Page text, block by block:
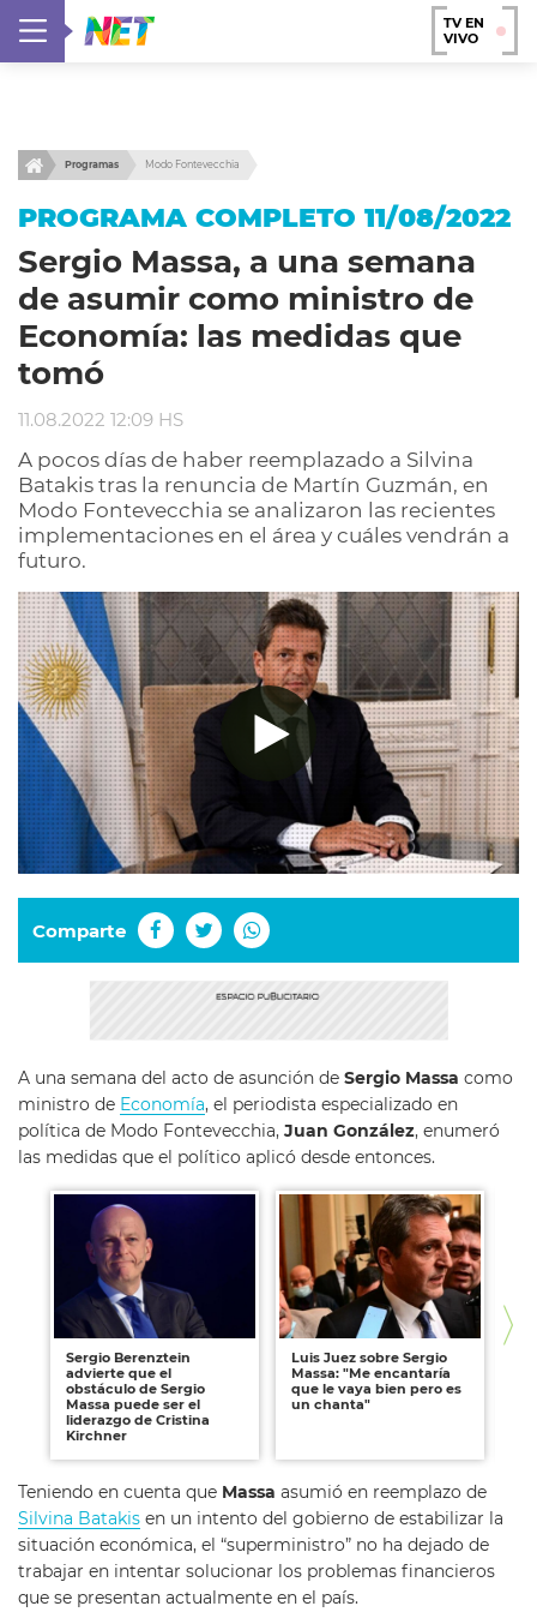
TV EN
VIVO
Programas Modo Fontevecchia
PROGRAMA COMPLETO 11/08/2022
Sergio Massa, a una semana
de asumir como ministro de
Economía: las medidas que
tomó
11.08.2022 12:09 HS
A pocos días de haber reemplazado a Silvina
Batakis tras la renuncia de Martín Guzmán, en
Modo Fontevecchia se analizaron las recientes
implementaciones en el área y cuáles vendrán a
futuro.
Comparte
A una semana del acto de asunción de Sergio Massa como
ministro de Economía, el periodista especializado en
política de Modo Fontevecchia, Juan González, enumeró
las medidas que el político aplicó desde entonces.
Sergio Berenztein
advierte que el
obstáculo de Sergio
Massa puede ser el
liderazgo de Cristina
Kirchner
Luis Juez sobre Sergio
Massa: "Me encantaría
que le vaya bien pero es
un chanta"
Teniendo en cuenta que Massa asumió en reemplazo de
Silvina Batakis en un intento del gobierno de estabilizar la
situación económica, el “superministro” no ha dejado de
trabajar en intentar solucionar los problemas financieros
que se presentan actualmente en el país.